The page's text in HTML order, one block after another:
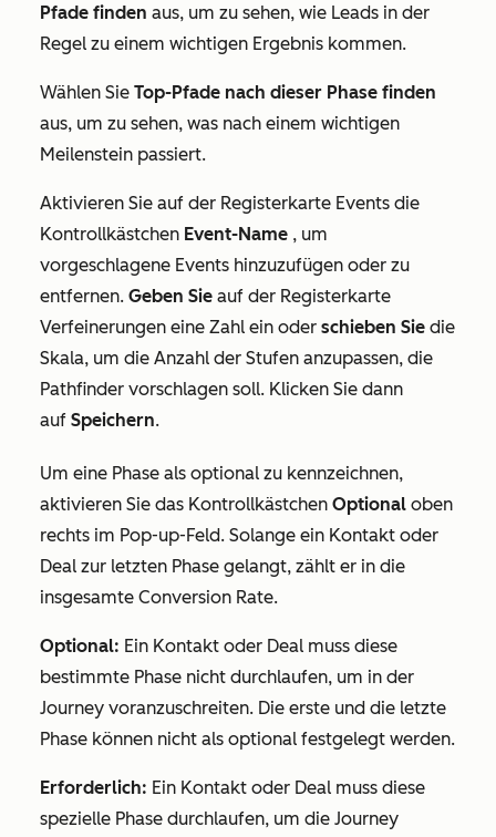
Pfade finden aus, um zu sehen, wie Leads in der
Regel zu einem wichtigen Ergebnis kommen.
Wählen Sie Top-Pfade nach dieser Phase finden
aus, um zu sehen, was nach einem wichtigen
Meilenstein passiert.
Aktivieren Sie auf der Registerkarte Events die
Kontrollkästchen Event-Name , um
vorgeschlagene Events hinzuzufügen oder zu
entfernen. Geben Sie auf der Registerkarte
Verfeinerungen eine Zahl ein oder schieben Sie die
Skala, um die Anzahl der Stufen anzupassen, die
Pathfinder vorschlagen soll. Klicken Sie dann
auf Speichern.
Um eine Phase als optional zu kennzeichnen,
aktivieren Sie das Kontrollkästchen Optional oben
rechts im Pop-up-Feld. Solange ein Kontakt oder
Deal zur letzten Phase gelangt, zählt er in die
insgesamte Conversion Rate.
Optional: Ein Kontakt oder Deal muss diese
bestimmte Phase nicht durchlaufen, um in der
Journey voranzuschreiten. Die erste und die letzte
Phase können nicht als optional festgelegt werden.
Erforderlich: Ein Kontakt oder Deal muss diese
spezielle Phase durchlaufen, um die Journey